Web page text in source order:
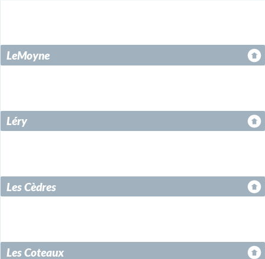
LeMoyne
Léry
Les Cèdres
Les Coteaux